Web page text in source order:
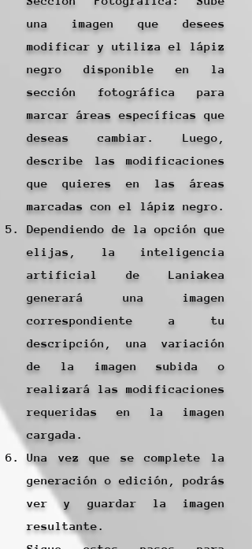
una imagen que desees
modificar y utiliza el lápiz
negro disponible en la
sección fotográfica para
marcar áreas específicas que
deseas cambiar. Luego,
describe las modificaciones
que quieres en las áreas
marcadas con el lápiz negro.
Dependiendo de la opción que
elijas, la inteligencia
artificial de Laniakea
generará una imagen
correspondiente a tu
descripción, una variación
de la imagen subida o
realizará las modificaciones
requeridas en la imagen
cargada.
Una vez que se complete la
generación o edición, podrás
ver y guardar la imagen
resultante.